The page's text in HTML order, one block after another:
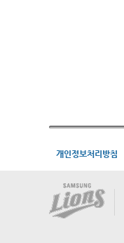
개인정보처리방침